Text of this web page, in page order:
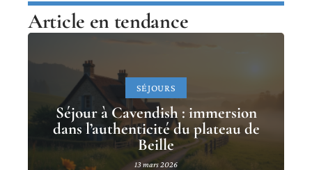
Article en tendance
SÉJOURS
Séjour à Cavendish : immersion
dans l’authenticité du plateau de
Beille
13 mars 2026